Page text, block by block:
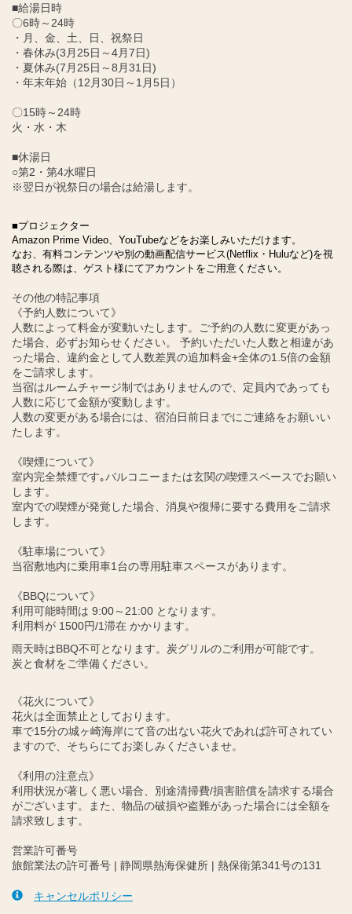
■給湯日時
〇6時～24時
・月、金、土、日、祝祭日
・春休み(3月25日～4月7日)
・夏休み(7月25日～8月31日)
・年末年始（12月30日～1月5日）
〇15時～24時
火・水・木
■休湯日
○第2・第4水曜日
※翌日が祝祭日の場合は給湯します。
■プロジェクター
Amazon Prime Video、YouTubeなどをお楽しみいただけます。
なお、有料コンテンツや別の動画配信サービス(Netflix・Huluなど)を視
聴される際は、ゲスト様にてアカウントをご用意ください。
その他の特記事項
《予約人数について》
人数によって料金が変動いたします。ご予約の人数に変更があっ
た場合、必ずお知らせください。 予約いただいた人数と相違があ
った場合、違約金として人数差異の追加料金+全体の1.5倍の金額
をご請求します。
当宿はルームチャージ制ではありませんので、定員内であっても
人数に応じて金額が変動します。
人数の変更がある場合には、宿泊日前日までにご連絡をお願いい
たします。
《喫煙について》
室内完全禁煙です｡バルコニーまたは玄関の喫煙スペースでお願い
します。
室内での喫煙が発覚した場合、消臭や復帰に要する費用をご請求
します。
《駐車場について》
当宿敷地内に乗用車1台の専用駐車スペースがあります。
《BBQについて》
利用可能時間は 9:00～21:00 となります。
利用料が 1500円/1滞在 かかります。
雨天時はBBQ不可となります。炭グリルのご利用が可能です。
炭と食材をご準備ください。
《花火について》
花火は全面禁止としております。
車で15分の城ヶ崎海岸にて音の出ない花火であれば許可されてい
ますので、そちらにてお楽しみくださいませ。
《利用の注意点》
利用状況が著しく悪い場合、別途清掃費/損害賠償を請求する場合
がございます。また、物品の破損や盗難があった場合には全額を
請求致します。
営業許可番号
旅館業法の許可番号 | 静岡県熱海保健所 | 熱保衛第341号の131
キャンセルポリシー